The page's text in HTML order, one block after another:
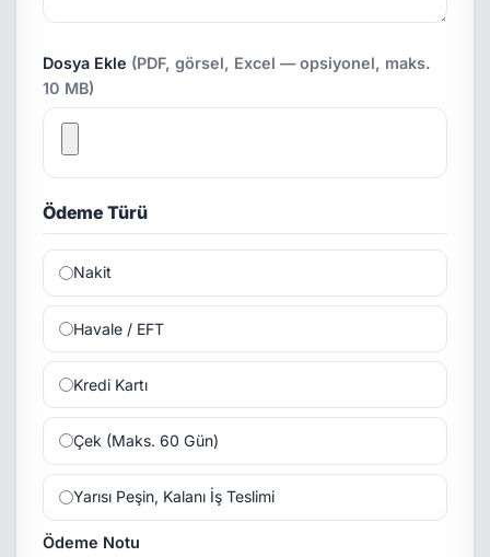
Dosya Ekle (PDF, görsel, Excel — opsiyonel, maks.
10 MB)
Ödeme Türü
Nakit
Havale / EFT
Kredi Kartı
Çek (Maks. 60 Gün)
Yarısı Peşin, Kalanı İş Teslimi
Ödeme Notu